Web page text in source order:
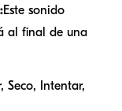
Este sonido
al final de una
Seco, Intentar,